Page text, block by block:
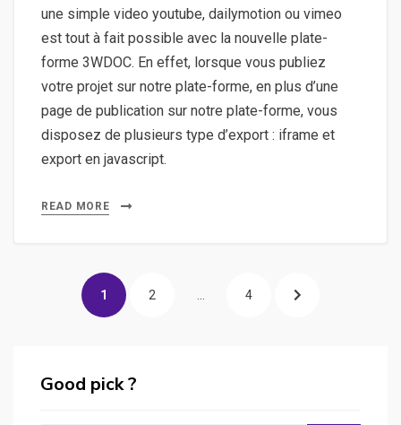
une simple video youtube, dailymotion ou vimeo
est tout à fait possible avec la nouvelle plate-
forme 3WDOC. En effet, lorsque vous publiez
votre projet sur notre plate-forme, en plus d’une
page de publication sur notre plate-forme, vous
disposez de plusieurs type d’export : iframe et
export en javascript.
READ MORE
pagination
PAGE
1 PAGE
2 … PAGE
4 NEXT
Good pick ?